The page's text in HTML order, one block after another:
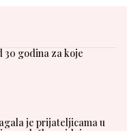
30 godina za koje
je prijateljicama u